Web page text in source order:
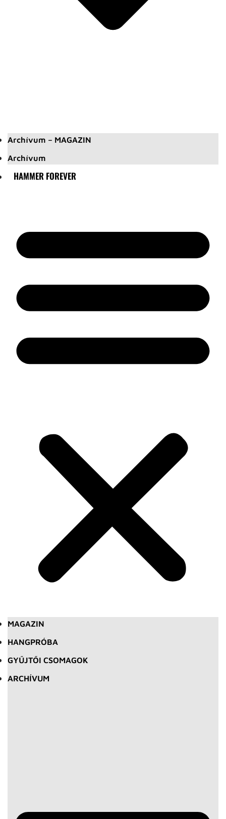
Archívum – MAGAZIN
Archívum
HAMMER FOREVER
MAGAZIN
HANGPRÓBA
GYŰJTŐI CSOMAGOK
ARCHÍVUM